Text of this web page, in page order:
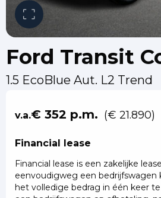
Ford Transit
1.5 EcoBlue Aut. L2 Trend
v.a.€ 352 p.m. (€ 21.890)
Financial lease
Financial lease is een zakelijke
eenvoudigweg een bedrijfswagen
het volledige bedrag in één keer